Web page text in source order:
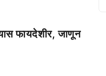
फायदेशीर, जाणून